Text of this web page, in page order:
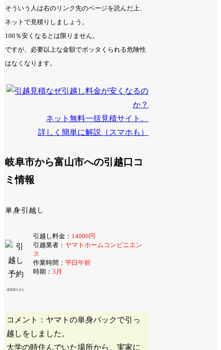
そういう人は右のリンク先のページを読んだ上、
ネットで見積りしましょう。
100％安くなるとは限りません。
ですが、必要以上な金額でボッタくられる危険性
はなくなります。
なぜ引越し料金が安くなるの
か？
ネット無料一括見積サイト。
詳しく簡単に解説（スマホも）
岐阜市から富山市への引越口コ
ミ情報
単身引越し
ぽぽぽんさん
引越し料金： 14000円
引越業者： ヤマトホームコンビニエン
ス
作業時間： 平日午前
時期： 3月
コメント：ヤマトの単身パックで引っ
越しをしました。
大学の時住んでいた場所から、実家に